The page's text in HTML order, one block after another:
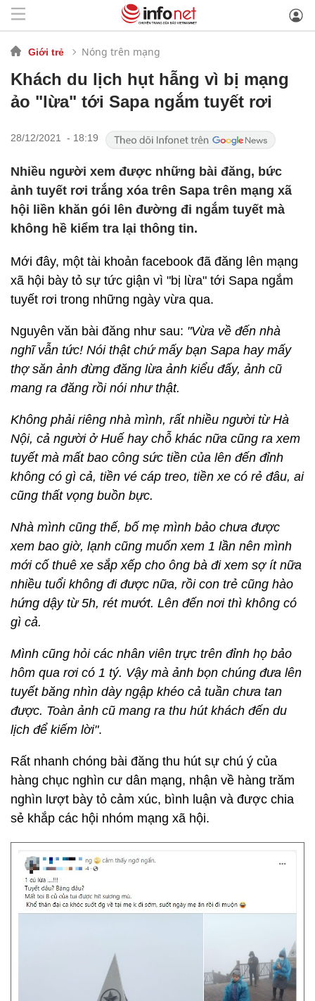
Giới trẻ Nóng trên mạng
Khách du lịch hụt hẫng vì bị mạng
ảo "lừa" tới Sapa ngắm tuyết rơi
28/12/2021 - 18:19
Nhiều người xem được những bài đăng, bức
ảnh tuyết rơi trắng xóa trên Sapa trên mạng xã
hội liền khăn gói lên đường đi ngắm tuyết mà
không hề kiểm tra lại thông tin.
Mới đây, một tài khoản facebook đã đăng lên mạng
xã hội bày tỏ sự tức giận vì "bị lừa" tới Sapa ngắm
tuyết rơi trong những ngày vừa qua.
Nguyên văn bài đăng như sau: "Vừa về đến nhà
nghĩ vẫn tức! Nói thật chứ mấy bạn Sapa hay mấy
thợ săn ảnh đừng đăng lừa ảnh kiểu đấy, ảnh cũ
mang ra đăng rồi nói như thật.
Không phải riêng nhà mình, rất nhiều người từ Hà
Nội, cả người ở Huế hay chỗ khác nữa cũng ra xem
tuyết mà mất bao công sức tiền của lên đến đỉnh
không có gì cả, tiền vé cáp treo, tiền xe có rẻ đâu, ai
cũng thất vọng buồn bực.
Nhà mình cũng thế, bố mẹ mình bảo chưa được
xem bao giờ, lạnh cũng muốn xem 1 lần nên mình
mới cố thuê xe sắp xếp cho ông bà đi xem sợ ít nữa
nhiều tuổi không đi được nữa, rồi con trẻ cũng hào
hứng dậy từ 5h, rét mướt. Lên đến nơi thì không có
gì cả.
Mình cũng hỏi các nhân viên trực trên đỉnh họ bảo
hôm qua rơi có 1 tý. Vậy mà ảnh bọn chúng đưa lên
tuyết băng nhìn dày ngập khéo cả tuần chưa tan
được. Toàn ảnh cũ mang ra thu hút khách đến du
lịch để kiếm lời".
Rất nhanh chóng bài đăng thu hút sự chú ý của
hàng chục nghìn cư dân mạng, nhận về hàng trăm
nghìn lượt bày tỏ cảm xúc, bình luận và được chia
sẻ khắp các hội nhóm mạng xã hội.